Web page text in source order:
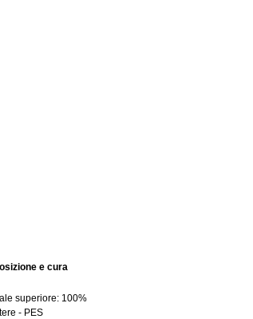
e cura
superiore: 100%
- PES